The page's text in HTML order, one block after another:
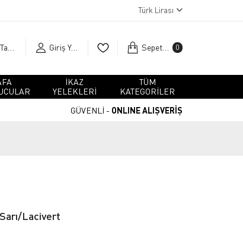
Türk Lirası
Giriş Yap Sepetim 0
İKAZ
YELEKLERİ
TÜM
KATEGORİLER
GÜVENLİ - ONLINE ALIŞVERİŞ
Lacivert